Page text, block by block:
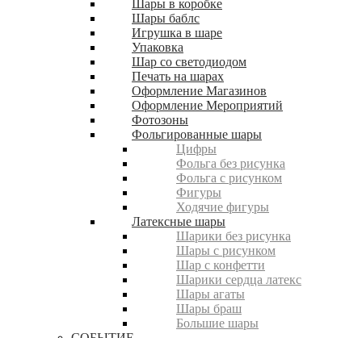
Шары в коробке
Шары баблс
Игрушка в шаре
Упаковка
Шар со светодиодом
Печать на шарах
Оформление Магазинов
Оформление Мероприятий
Фотозоны
Фольгированные шары
Цифры
Фольга без рисунка
Фольга с рисунком
Фигуры
Ходячие фигуры
Латексные шары
Шарики без рисунка
Шары с рисунком
Шар с конфетти
Шарики сердца латекс
Шары агаты
Шары браш
Большие шары